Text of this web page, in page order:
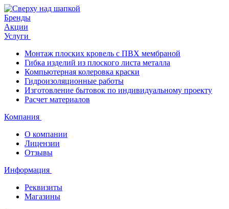
Бренды
Акции
Услуги
Монтаж плоских кровель с ПВХ мембраной
Гибка изделий из плоского листа металла
Компьютерная колеровка краски
Гидроизоляционные работы
Изготовление бытовок по индивидуальному проекту
Расчет материалов
Компания
О компании
Лицензии
Отзывы
Информация
Реквизиты
Магазины